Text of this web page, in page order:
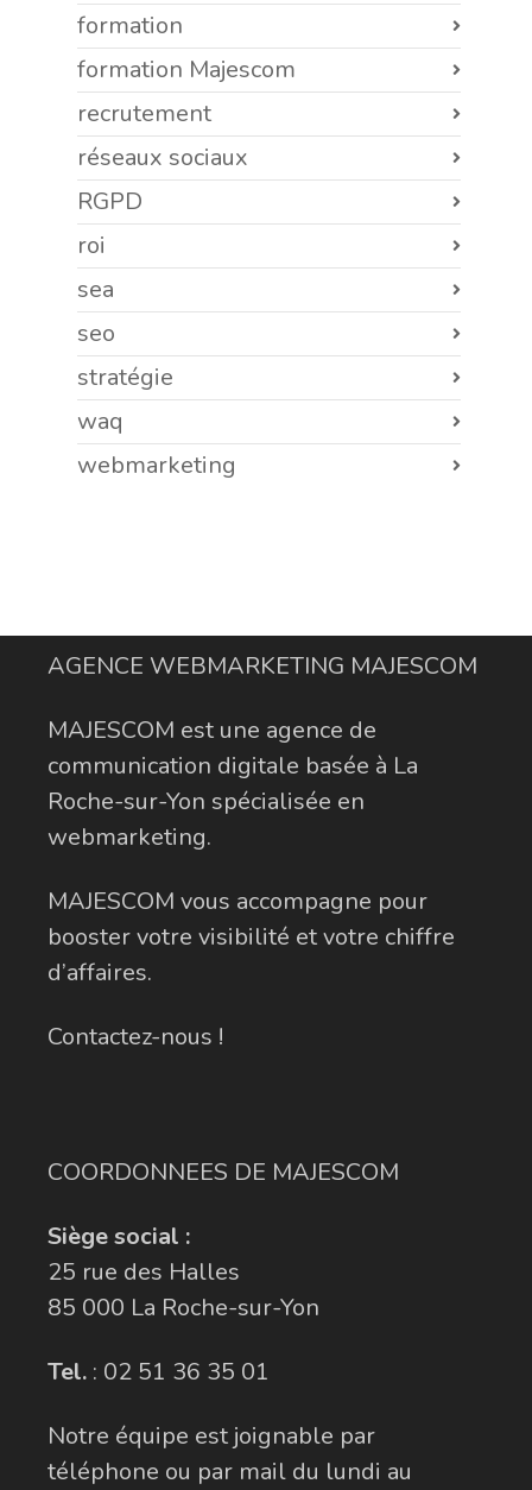
formation
formation Majescom
recrutement
réseaux sociaux
RGPD
roi
sea
seo
stratégie
waq
webmarketing
AGENCE WEBMARKETING MAJESCOM
MAJESCOM est une agence de
communication digitale basée à La
Roche-sur-Yon spécialisée en
webmarketing.
MAJESCOM vous accompagne pour
booster votre visibilité et votre chiffre
d’affaires.
Contactez-nous !
COORDONNEES DE MAJESCOM
Siège social :
25 rue des Halles
85 000 La Roche-sur-Yon
Tel. : 02 51 36 35 01
Notre équipe est joignable par
téléphone ou par mail du lundi au